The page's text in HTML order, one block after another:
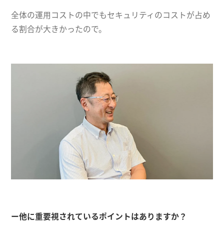
全体の運用コストの中でもセキュリティのコストが占め
る割合が大きかったので。
ー他に重要視されているポイントはありますか？